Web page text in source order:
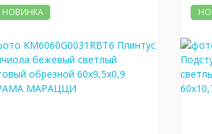
НОВИНКА